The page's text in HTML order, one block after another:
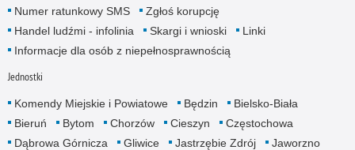
Numer ratunkowy SMS
Zgłoś korupcję
Handel ludźmi - infolinia
Skargi i wnioski
Linki
Informacje dla osób z niepełnosprawnością
Jednostki
Komendy Miejskie i Powiatowe Będzin
Bielsko-Biała
Bieruń
Bytom Chorzów Cieszyn
Częstochowa
Dąbrowa Górnicza
Gliwice Jastrzębie Zdrój
Jaworzno